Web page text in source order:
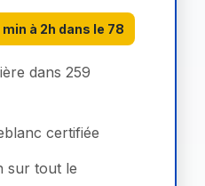
à 2h dans le 78
dans 259
certifiée
sur tout le